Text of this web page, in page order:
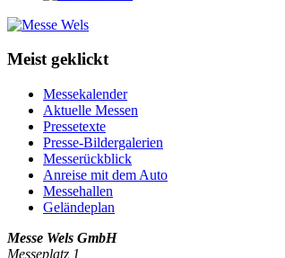
Meist geklickt
Messekalender
Aktuelle Messen
Pressetexte
Presse-Bildergalerien
Messerückblick
Anreise mit dem Auto
Messehallen
Geländeplan
Messe Wels GmbH
Messeplatz 1